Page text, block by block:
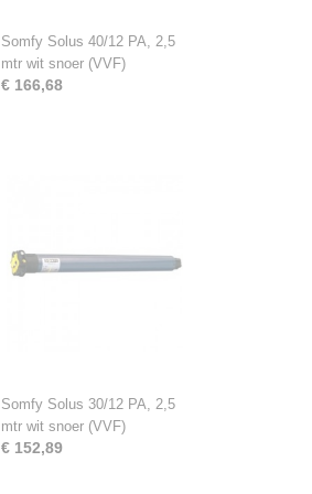
Somfy Solus 40/12 PA, 2,5
mtr wit snoer (VVF)
€ 166,68
Somfy Solus 30/12 PA, 2,5
mtr wit snoer (VVF)
€ 152,89